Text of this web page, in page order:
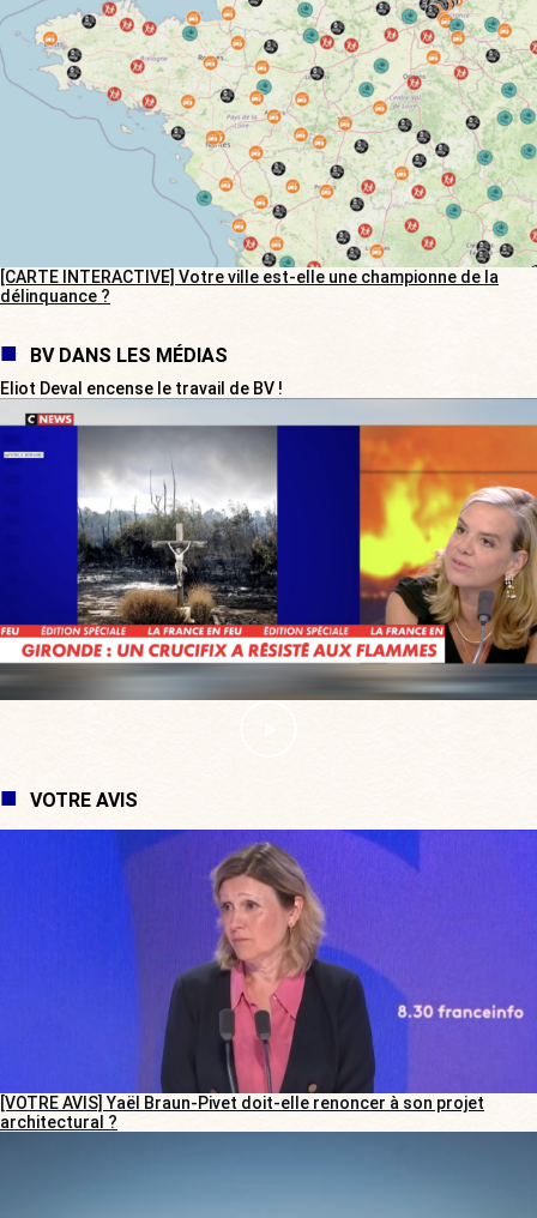
[CARTE INTERACTIVE] Votre ville est-elle une championne de la
délinquance ?
BV DANS LES MÉDIAS
Eliot Deval encense le travail de BV !
VOTRE AVIS
[VOTRE AVIS] Yaël Braun-Pivet doit-elle renoncer à son projet
architectural ?